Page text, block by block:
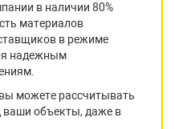
в наличии 80%
материалов
в режиме
надежным
можете рассчитывать
ваши объекты, даже в